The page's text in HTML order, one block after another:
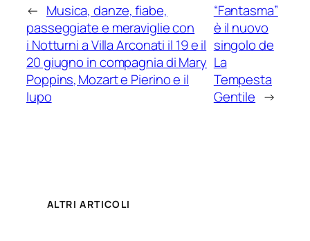
← Musica, danze, fiabe,
passeggiate e meraviglie con
i Notturni a Villa Arconati il 19 e il
20 giugno in compagnia di Mary
Poppins, Mozart e Pierino e il
lupo
“Fantasma”
è il nuovo
singolo de
La
Tempesta
Gentile →
ALTRI ARTICOLI